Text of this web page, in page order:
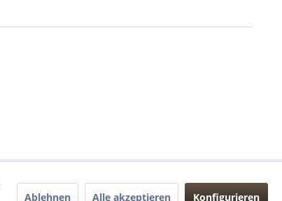
Ablehnen Alle akzeptieren Konfigurieren